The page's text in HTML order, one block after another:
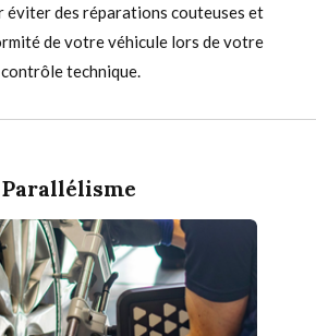
éviter des réparations couteuses et
de votre véhicule lors de votre
contrôle technique.
Parallélisme